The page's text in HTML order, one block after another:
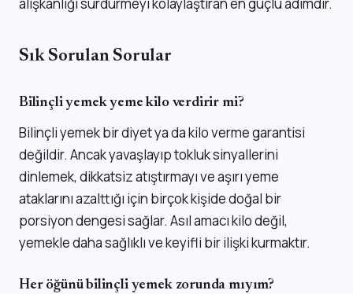
Sık Sorulan Sorular
Bilinçli yemek yeme kilo verdirir mi?
Bilinçli yemek bir diyet ya da kilo verme garantisi
değildir. Ancak yavaşlayıp tokluk sinyallerini
dinlemek, dikkatsiz atıştırmayı ve aşırı yeme
ataklarını azalttığı için birçok kişide doğal bir
porsiyon dengesi sağlar. Asıl amacı kilo değil,
yemekle daha sağlıklı ve keyifli bir ilişki kurmaktır.
Her öğünü bilinçli yemek zorunda mıyım?